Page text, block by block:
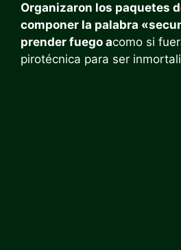
Organizaron los paquetes
componer la palabra
prender fuego acomo si
pirotécnica para ser